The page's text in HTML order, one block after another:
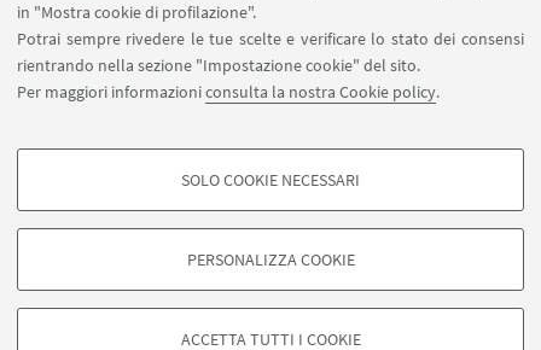
in "Mostra cookie di profilazione".
Potrai sempre rivedere le tue scelte e verificare lo stato dei consensi
rientrando nella sezione "Impostazione cookie" del sito.
Per maggiori informazioniconsulta la nostra Cookie policy.
COOKIE DI PROFILAZIONE - FACOLTATIVI
degli utenti, creare profili in base al loro comportamento sul sito, per analisi
di marketing.
SOLO COOKIE NECESSARI
PERSONALIZZA COOKIE
ACCETTA TUTTI I COOKIE
Via Angherà, 22 - 47921 Rimini
cast.redazioneweb@unibo.it
Seguici su:
©Copyright 2026 - ALMA MATER STUDIORUM - Università di